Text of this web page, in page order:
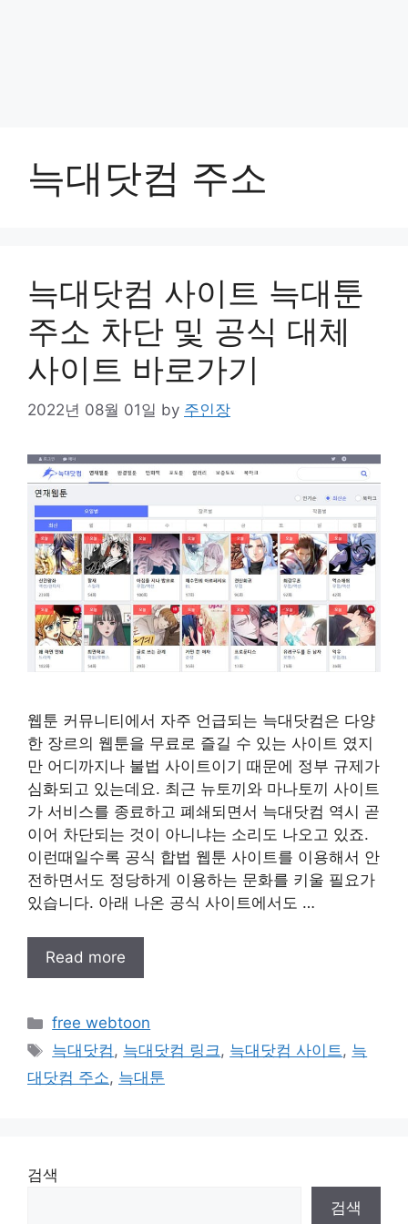
늑대닷컴 주소
늑대닷컴 사이트 늑대툰
주소 차단 및 공식 대체
사이트 바로가기
2022년 08월 01일 by 주인장
웹툰 커뮤니티에서 자주 언급되는 늑대닷컴은 다양
한 장르의 웹툰을 무료로 즐길 수 있는 사이트 였지
만 어디까지나 불법 사이트이기 때문에 정부 규제가
심화되고 있는데요. 최근 뉴토끼와 마나토끼 사이트
가 서비스를 종료하고 폐쇄되면서 늑대닷컴 역시 곧
이어 차단되는 것이 아니냐는 소리도 나오고 있죠.
이런때일수록 공식 합법 웹툰 사이트를 이용해서 안
전하면서도 정당하게 이용하는 문화를 키울 필요가
있습니다. 아래 나온 공식 사이트에서도 …
Read more
Categories
free webtoon
Tags
늑대닷컴, 늑대닷컴 링크, 늑대닷컴 사이트, 늑
대닷컴 주소, 늑대툰
검색
검색